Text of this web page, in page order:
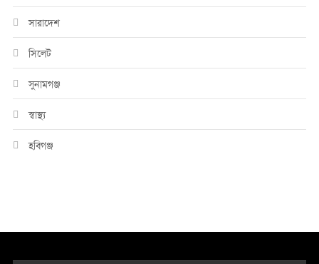
সারাদেশ
সিলেট
সুনামগঞ্জ
স্বাস্থ্য
হবিগঞ্জ